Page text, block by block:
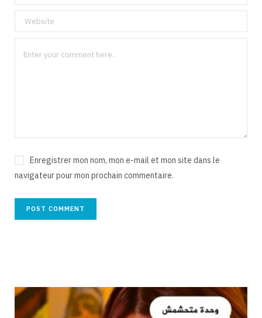
Enregistrer mon nom, mon e-mail et mon site dans le
navigateur pour mon prochain commentaire.